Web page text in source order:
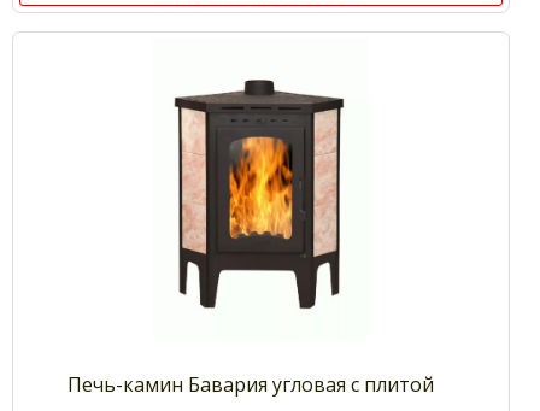
Печь-камин Бавария угловая с плитой